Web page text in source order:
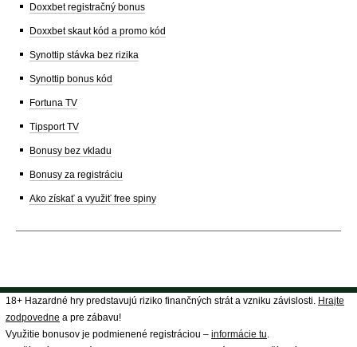
Doxxbet registračný bonus
Doxxbet skaut kód a promo kód
Synottip stávka bez rizika
Synottip bonus kód
Fortuna TV
Tipsport TV
Bonusy bez vkladu
Bonusy za registráciu
Ako získať a využiť free spiny
18+ Hazardné hry predstavujú riziko finančných strát a vzniku závislosti. Hrajte
zodpovedne a pre zábavu!
Využitie bonusov je podmienené registráciou – informácie tu